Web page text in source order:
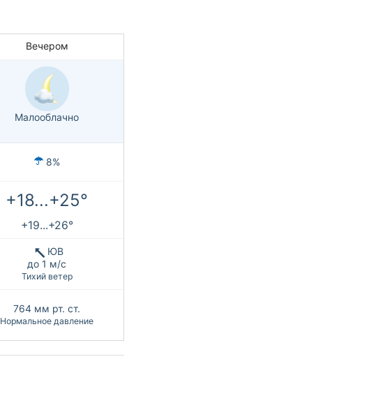
Вечером
Малооблачно
8%
+18...+25°
+19...+26°
ЮВ
до 1 м/с
Тихий ветер
764 мм рт. ст.
Нормальное давление